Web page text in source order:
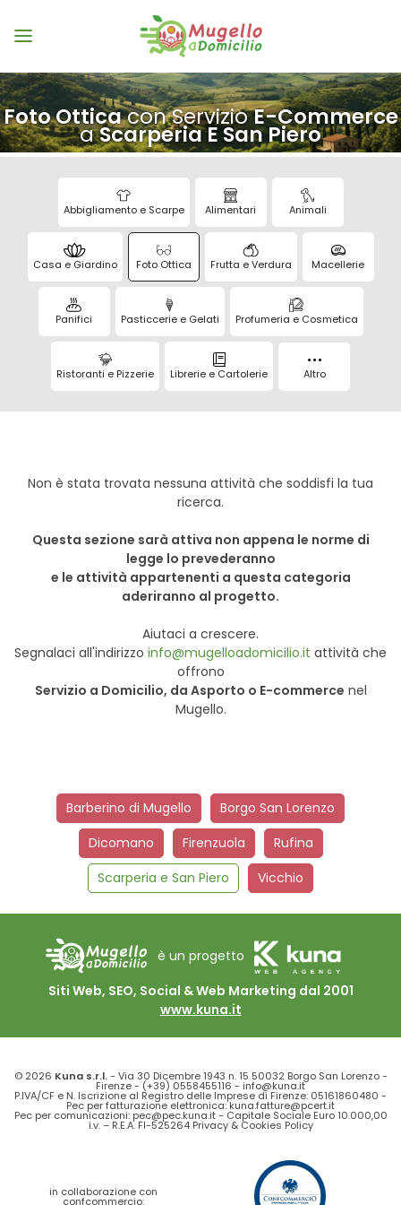
Foto Otticacon ServizioE-Commerce
aScarperia E San Piero
Abbigliamento e Scarpe Alimentari Animali
Casa e Giardino Foto Ottica Frutta e Verdura Macellerie
Panifici Pasticcerie e Gelati Profumeria e Cosmetica
Ristoranti e Pizzerie Librerie e Cartolerie Altro
Non è stata trovata nessuna attività che soddisfi la tua
ricerca.
Questa sezione sarà attiva non appena le norme di
legge lo prevederanno
e le attività appartenenti a questa categoria
aderiranno al progetto.
Aiutaci a crescere.
Segnalaci all'indirizzo info@mugelloadomicilio.it attività che
offrono
Servizio a Domicilio, da Asporto o E-commerce nel
Mugello.
Barberino di Mugello
Borgo San Lorenzo
Dicomano
Firenzuola
Rufina
Scarperia e San Piero
Vicchio
è un progetto
Siti Web, SEO, Social & Web Marketing dal 2001
www.kuna.it
© 2026 Kuna s.r.l.- Via 30 Dicembre 1943 n. 15 50032 Borgo San Lorenzo -
Firenze - (+39) 0558455116 - info@kuna.it
P.IVA/CF e N. Iscrizione al Registro delle Imprese di Firenze: 05161860480 -
Pec per fatturazione elettronica: kuna.fatture@pcert.it
Pec per comunicazioni: pec@pec.kuna.it - Capitale Sociale Euro 10.000,00
i.v. – R.E.A. FI-525264 Privacy& Cookies Policy
in collaborazione con
confcommercio: